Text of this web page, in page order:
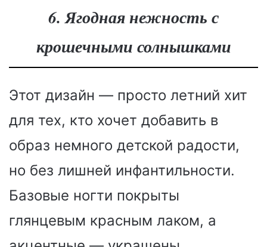
6. Ягодная нежность с
крошечными солнышками
Этот дизайн — просто летний хит
для тех, кто хочет добавить в
образ немного детской радости,
но без лишней инфантильности.
Базовые ногти покрыты
глянцевым красным лаком, а